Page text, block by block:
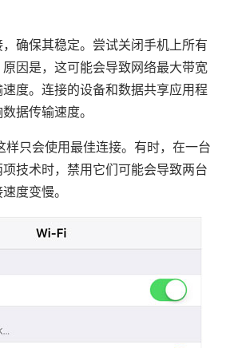
确保其稳定。尝试关闭手机上所有
因是，这可能会导致网络最大带宽
度。连接的设备和数据共享应用程
据传输速度。
样只会使用最佳连接。有时，在一台
技术时，禁用它们可能会导致两台
度变慢。